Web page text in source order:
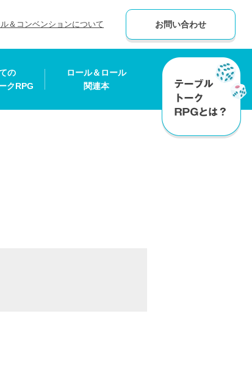
＆コンベンションについて お問い合わせ
の
クRPG
ロール＆ロール
関連本